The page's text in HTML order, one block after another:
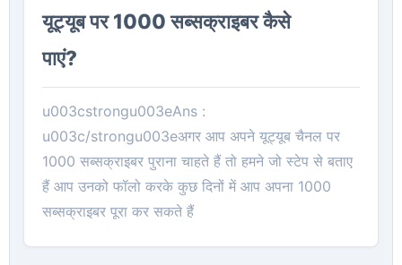
यूट्यूब पर 1000 सब्सक्राइबर कैसे
पाएं?
u003cstrongu003eAns :
u003c/strongu003eअगर आप अपने यूट्यूब चैनल पर
1000 सब्सक्राइबर पुराना चाहते हैं तो हमने जो स्टेप से बताए
हैं आप उनको फॉलो करके कुछ दिनों में आप अपना 1000
सब्सक्राइबर पूरा कर सकते हैं